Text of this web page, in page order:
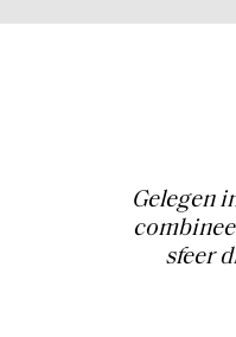
Gelegen
sfeer